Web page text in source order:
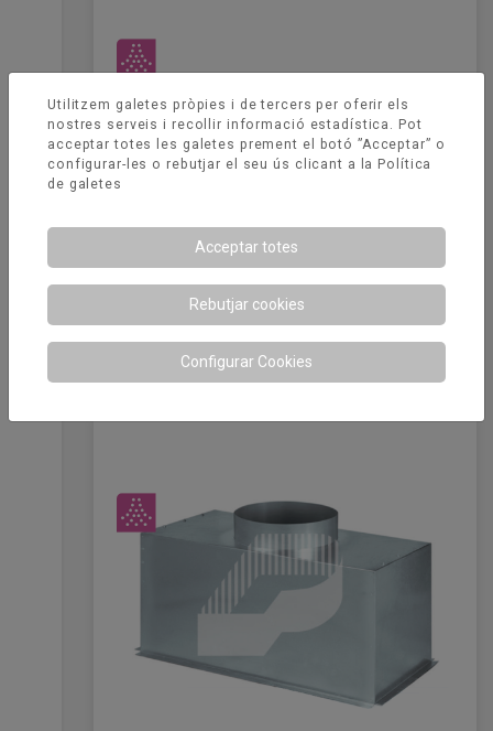
Plènum connexió múltiple
Utilitzem galetes pròpies i de tercers per oferir els
nostres serveis i recollir informació estadística. Pot
acceptar totes les galetes prement el botó ”Acceptar” o
configurar-les o rebutjar el seu ús clicant a la Política
de galetes
Acceptar totes
Rebutjar cookies
Configurar Cookies